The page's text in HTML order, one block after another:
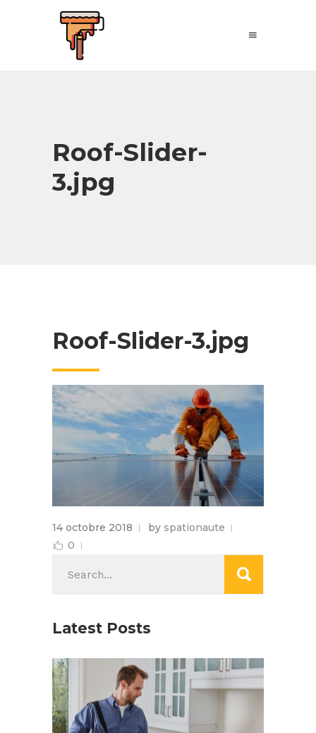
Roof-Slider-
3.jpg
Roof-Slider-3.jpg
14 octobre 2018 by spationaute
0
for:
Latest Posts